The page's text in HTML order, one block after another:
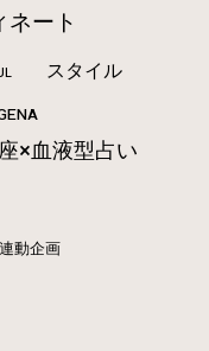
ート
スタイル
×血液型占い
動企画